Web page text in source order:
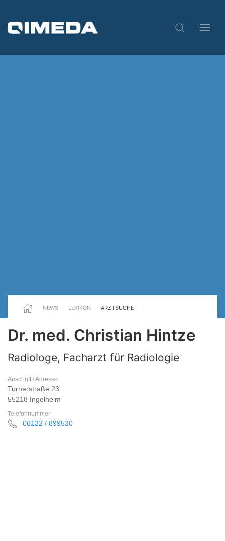
NEWS LEXIKON ARZTSUCHE
Dr. med. Christian Hintze
Radiologe, Facharzt für Radiologie
Anschrift / Adresse
Turnerstraße 23
55218 Ingelheim
Telefonnummer
06132 / 899530